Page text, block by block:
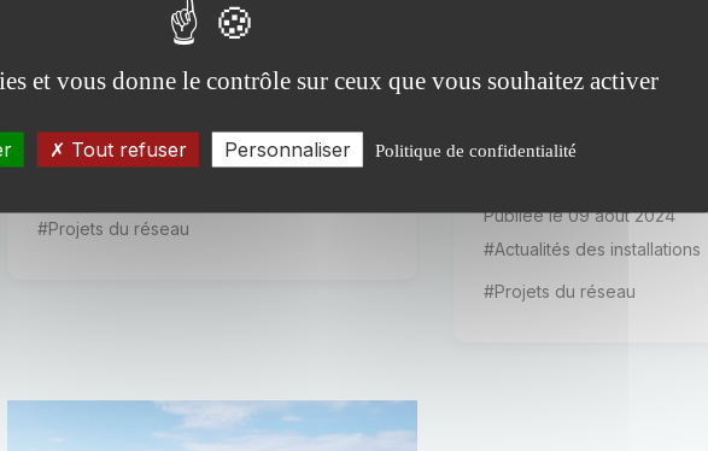
Le projet RESTORE Le changement
climatique agit directement sur les
l'augmentation de leur température,
Publiée le 27 novembre 2024
#Projets du réseau
Nouragues et à
Objectif de l'étude :
l’impact de la
tropicale Depuis 2017,
Publiée le 09 août 2024
#Actualités des installations
#Projets du réseau
et vous donne le contrôle sur ceux que vous souhaitez activer
Tout refuser Personnaliser Politique de confidentialité